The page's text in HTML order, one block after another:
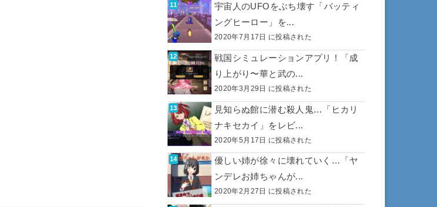
宇宙人のUFOをぶち壊す「バッティ
ングヒーロー」を...
2020年7月17日 に投稿された
戦国シミュレーションアプリ！「成
り上がり〜華と武の...
2020年3月29日 に投稿された
見知らぬ館に潜む殺人鬼…「ヒカリ
ナキセカイ」をレビ...
2020年5月17日 に投稿された
優しい姉が徐々に壊れていく…「ヤ
ンデレお姉ちゃんが...
2020年2月27日 に投稿された